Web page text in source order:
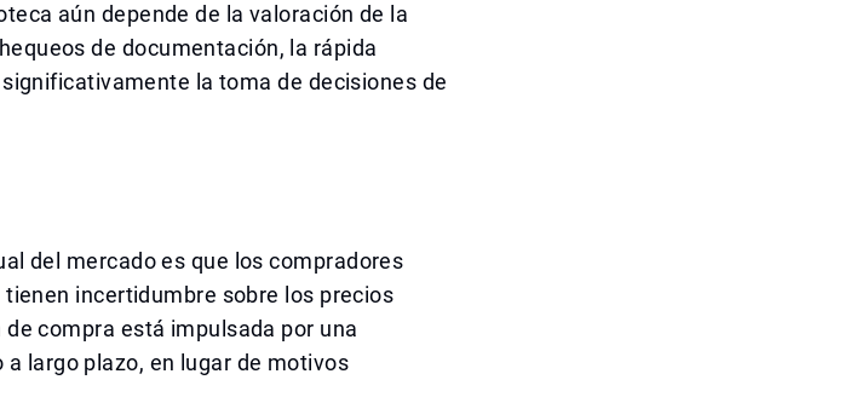
aún depende de la valoración de la
de documentación, la rápida
la toma de decisiones de
del mercado es que los compradores
incertidumbre sobre los precios
compra está impulsada por una
largo plazo, en lugar de motivos